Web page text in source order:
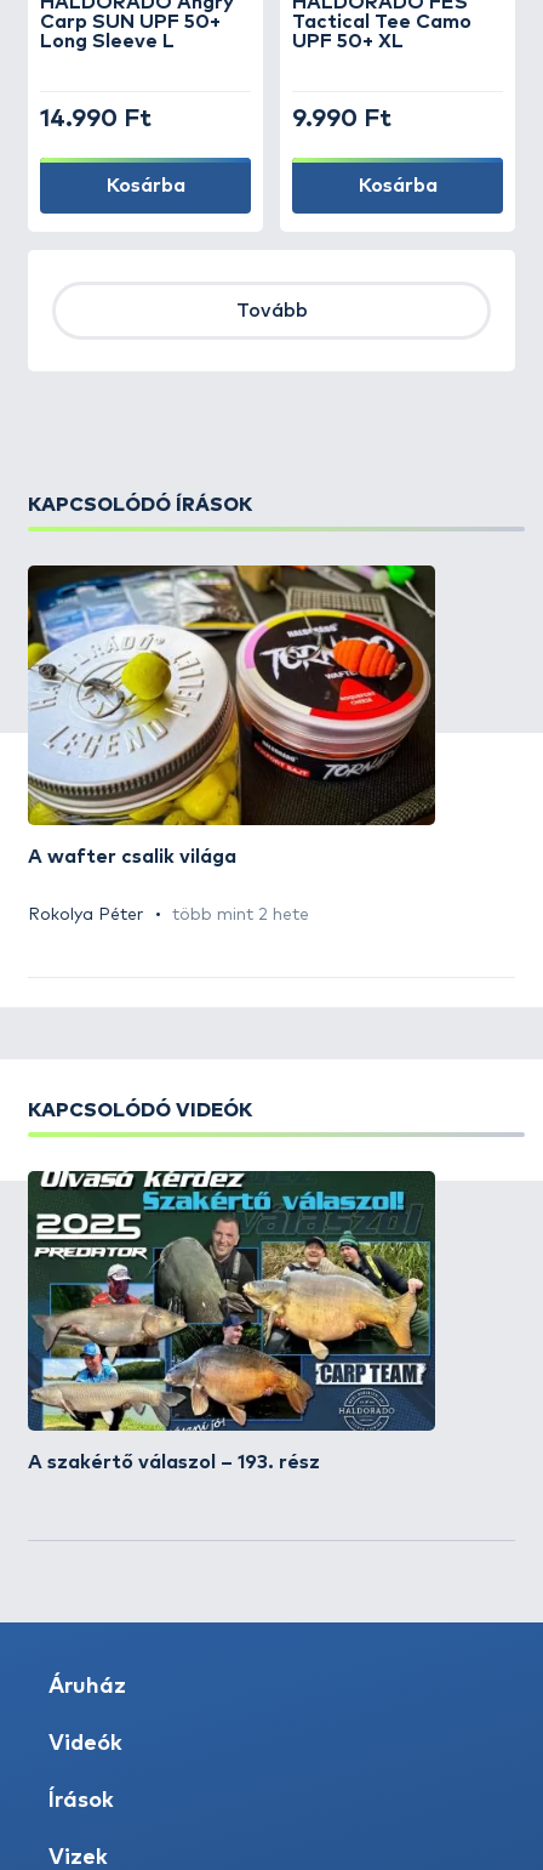
Carp SUN UPF 50+
Long Sleeve L
14.990 Ft
Kosárba
Tactical Tee Camo
UPF 50+ XL
9.990 Ft
Kosárba
Tovább
KAPCSOLÓDÓ ÍRÁSOK
A wafter csalik világa
Rokolya Péter több mint 2 hete
KAPCSOLÓDÓ VIDEÓK
A szakértő válaszol – 193. rész
Áruház
Videók
Írások
Vizek